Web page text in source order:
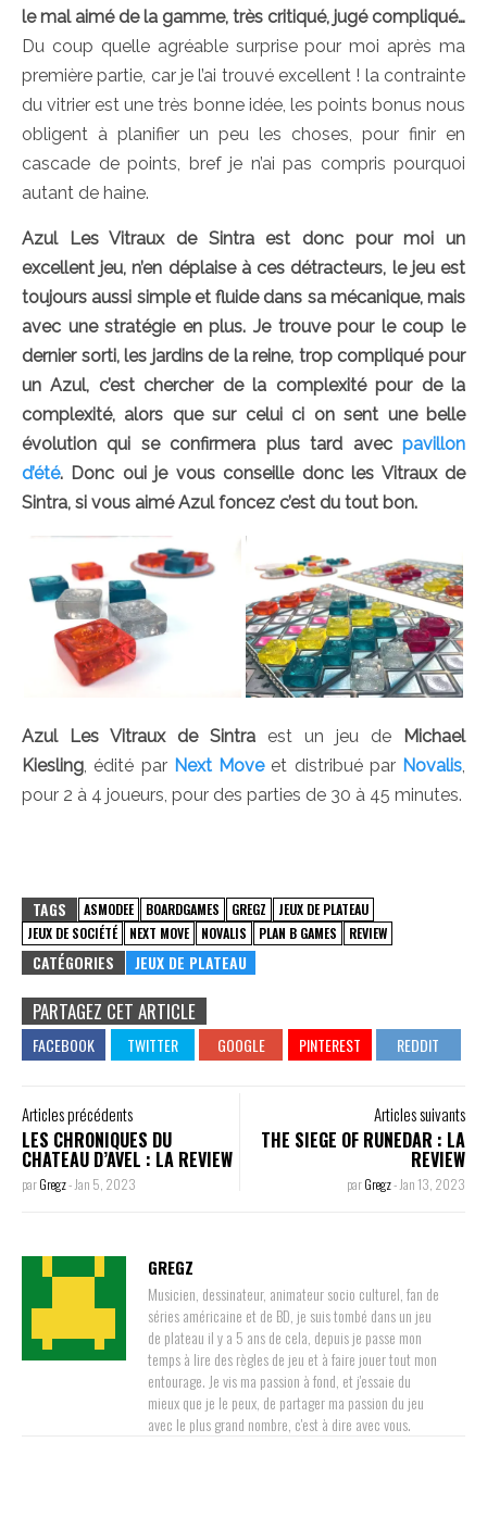
le mal aimé de la gamme, très critiqué, jugé compliqué…
Du coup quelle agréable surprise pour moi après ma
première partie, car je l’ai trouvé excellent ! la contrainte
du vitrier est une très bonne idée, les points bonus nous
obligent à planifier un peu les choses, pour finir en
cascade de points, bref je n’ai pas compris pourquoi
autant de haine.
Azul Les Vitraux de Sintra est donc pour moi un
excellent jeu, n’en déplaise à ces détracteurs, le jeu est
toujours aussi simple et fluide dans sa mécanique, mais
avec une stratégie en plus. Je trouve pour le coup le
dernier sorti, les jardins de la reine, trop compliqué pour
un Azul, c’est chercher de la complexité pour de la
complexité, alors que sur celui ci on sent une belle
évolution qui se confirmera plus tard avec pavillon
d’été. Donc oui je vous conseille donc les Vitraux de
Sintra, si vous aimé Azul foncez c’est du tout bon.
Azul Les Vitraux de Sintra est un jeu de
Michael
Kiesling, édité parNext Moveet distribué par Novalis,
pour 2 à 4 joueurs, pour des parties de 30 à 45 minutes.
TAGS ASMODEE BOARDGAMES GREGZ
JEUX DE PLATEAU
JEUX DE SOCIÉTÉ
NEXT MOVE NOVALIS PLAN B GAMES REVIEW
CATÉGORIES JEUX DE PLATEAU
PARTAGEZ CET ARTICLE
Articles précédents
LES CHRONIQUES DU
CHATEAU D’AVEL : LA REVIEW
parGregz- Jan 5, 2023
Articles suivants
THE SIEGE OF RUNEDAR : LA
REVIEW
parGregz- Jan 13, 2023
GREGZ
Musicien, dessinateur, animateur socio culturel, fan de
séries américaine et de BD, je suis tombé dans un jeu
de plateau il y a 5 ans de cela, depuis je passe mon
temps à lire des règles de jeu et à faire jouer tout mon
entourage. Je vis ma passion à fond, et j'essaie du
mieux que je le peux, de partager ma passion du jeu
avec le plus grand nombre, c'est à dire avec vous.